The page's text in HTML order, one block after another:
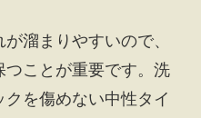
溜まりやすいので、
ことが重要です。洗
を傷めない中性タイ